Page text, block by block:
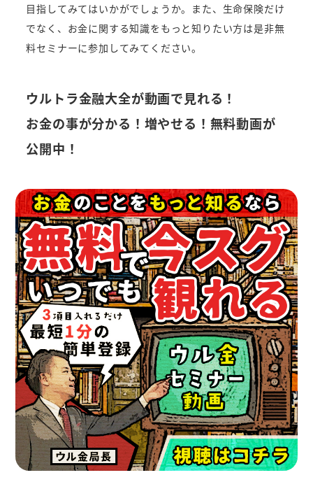
目指してみてはいかがでしょうか。また、生命保険だけ
でなく、お金に関する知識をもっと知りたい方は是非無
料セミナーに参加してみてください。
ウルトラ金融大全が動画で見れる！
お金の事が分かる！増やせる！無料動画が
公開中！